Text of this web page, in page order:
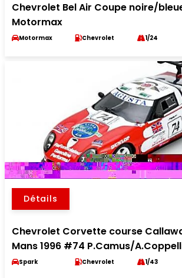
Chevrolet Bel Air Coupe noire/
Motormax
Motormax Chevrolet 1/24
Détails
Chevrolet Corvette course
Mans 1996 #74 P.Camus/
Spark Chevrolet 1/43